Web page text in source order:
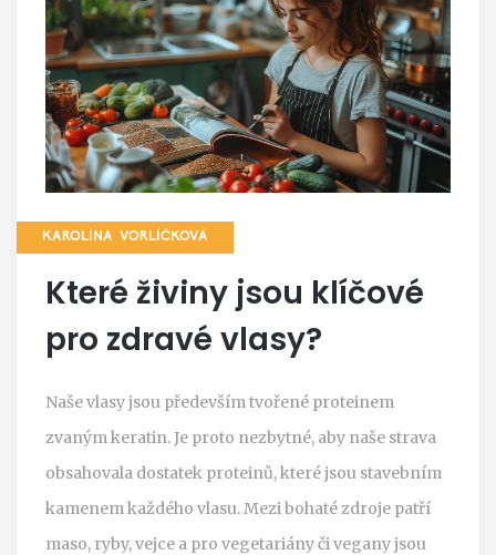
KAROLÍNA VORLÍČKOVÁ
Které živiny jsou klíčové
pro zdravé vlasy?
Naše vlasy jsou především tvořené proteinem
zvaným keratin. Je proto nezbytné, aby naše strava
obsahovala dostatek proteinů, které jsou stavebním
kamenem každého vlasu. Mezi bohaté zdroje patří
maso, ryby, vejce a pro vegetariány či vegany jsou